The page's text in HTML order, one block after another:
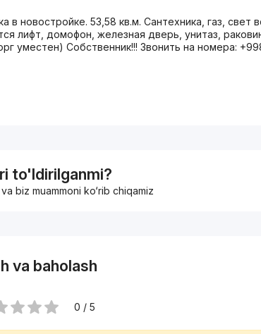
в новостройке. 53,58 кв.м. Сантехника, газ, свет
лифт, домофон, железная дверь, унитаз,
уместен) Собственник!!! Звонить на номера:
to'ldirilganmi?
biz muammoni ko‘rib chiqamiz
va baholash
0 / 5